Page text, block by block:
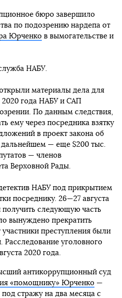
бюро завершило
по подозрению нардепа от
Юрченко в вымогательстве и
НАБУ.
материалы дела для
2020 года НАБУ и САП
По данным следствия,
ему через посредника взятку
в проект закона об
— еще $200 тыс.
— членов
Верховной Рады.
НАБУ под прикрытием
посреднику. 26—27 августа
получить следующую часть
вынуждено прекратить
преступления были
уголовного
2020 года.
антикоррупционный суд
«помощнику» Юрченко—
стражу на два месяца с